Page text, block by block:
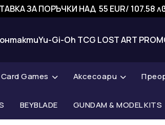
ЗА ПОРЪЧКИ НАД 55 EUR/
Yu-Gi-Oh TCG LOST ART
Games Аксесоари
BEYBLADE GUNDAM & MODEL KITS